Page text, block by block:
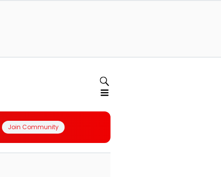
Join Community